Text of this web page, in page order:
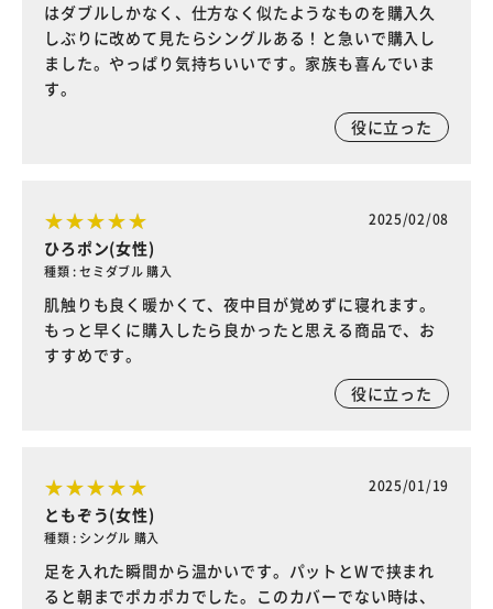
はダブルしかなく、仕方なく似たようなものを購入久
しぶりに改めて見たらシングルある！と急いで購入し
ました。やっぱり気持ちいいです。家族も喜んでいま
す。
役に立った
2025/02/08
ひろポン(女性)
種類 : セミダブル 購入
肌触りも良く暖かくて、夜中目が覚めずに寝れます。
もっと早くに購入したら良かったと思える商品で、お
すすめです。
役に立った
2025/01/19
ともぞう(女性)
種類 : シングル 購入
足を入れた瞬間から温かいです。パットとWで挟まれ
ると朝までポカポカでした。このカバーでない時は、